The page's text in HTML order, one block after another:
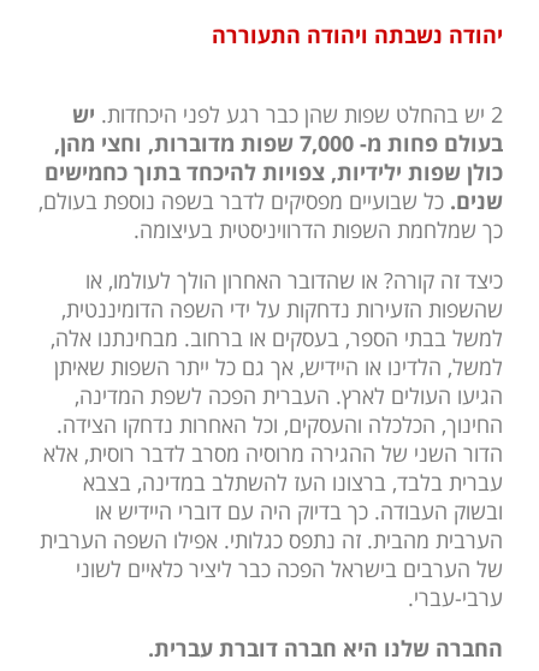
יהודה נשבתה ויהודה התעוררה
2 יש בהחלט שפות שהן כבר רגע לפני היכחדות.
יש
בעולם פחות מ- 7,000 שפות מדוברות, וחצי מהן,
כולן שפות ילידיות, צפויות להיכחד בתוך כחמישים
שנים. כל שבועיים מפסיקים לדבר בשפה נוספת בעולם,
כך שמלחמת השפות הדרוויניסטית בעיצומה.
כיצד זה קורה? או שהדובר האחרון הולך לעולמו, או
שהשפות הזעירות נדחקות על ידי השפה הדומיננטית,
למשל בבתי הספר, בעסקים או ברחוב. מבחינתנו אלה,
למשל, הלדינו או היידיש, אך גם כל ייתר השפות שאיתן
הגיעו העולים לארץ. העברית הפכה לשפת המדינה,
החינוך, הכלכלה והעסקים, וכל האחרות נדחקו הצידה.
הדור השני של ההגירה מרוסיה מסרב לדבר רוסית, אלא
עברית בלבד, ברצונו העז להשתלב במדינה, בצבא
ובשוק העבודה. כך בדיוק היה עם דוברי היידיש או
הערבית מהבית. זה נתפס כגלותי. אפילו השפה הערבית
של הערבים בישראל הפכה כבר ליציר כלאיים לשוני
ערבי-עברי.
החברה שלנו היא חברה דוברת עברית.